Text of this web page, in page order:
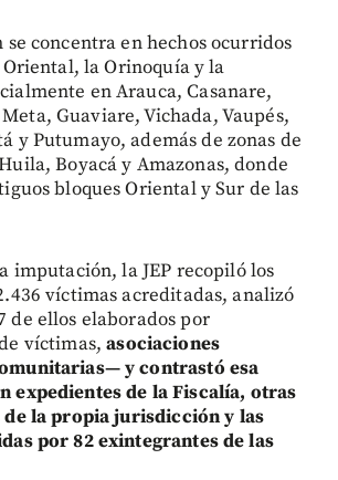
concentra en hechos ocurridos
la Orinoquía y la
en Arauca, Casanare,
Guaviare, Vichada, Vaupés,
y Putumayo, además de zonas de
Boyacá y Amazonas, donde
bloques Oriental y Sur de las
imputación, la JEP recopiló los
víctimas acreditadas, analizó
de ellos elaborados por
víctimas, asociaciones
y contrastó esa
expedientes de la Fiscalía, otras
de la propia jurisdicción y las
por 82 exintegrantes de las